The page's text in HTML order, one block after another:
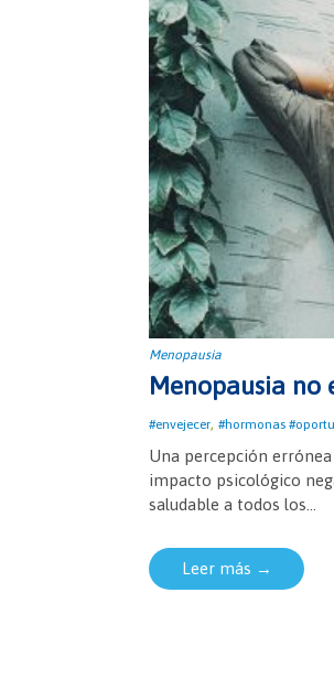
Menopausia
Menopausia no
#envejecer, #hormonas
Una percepción
impacto psicológico
saludable a todos los...
Leer más →